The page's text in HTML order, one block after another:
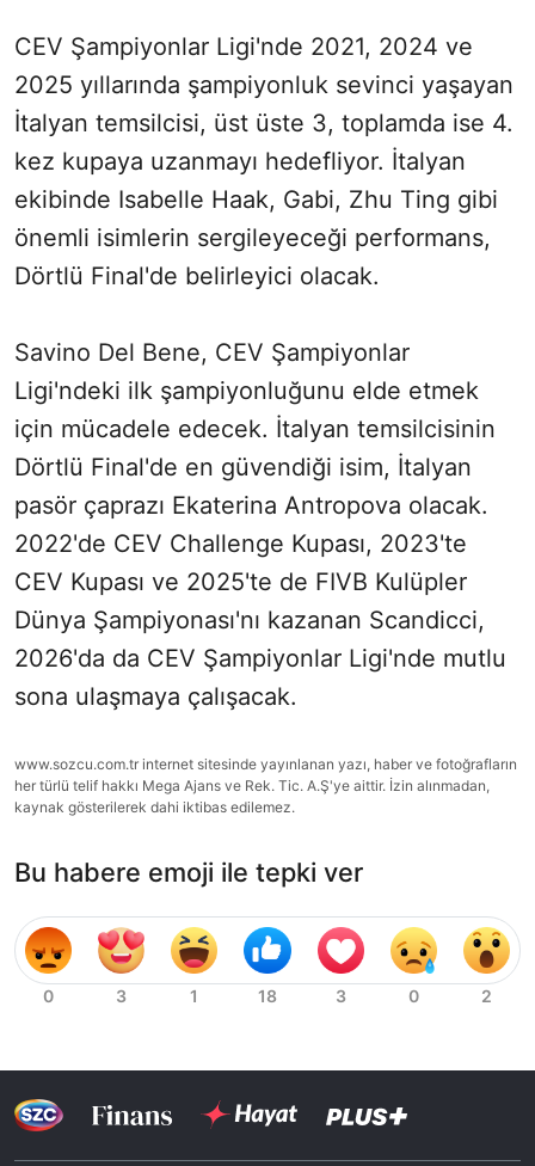
CEV Şampiyonlar Ligi'nde 2021, 2024 ve
2025 yıllarında şampiyonluk sevinci yaşayan
İtalyan temsilcisi, üst üste 3, toplamda ise 4.
kez kupaya uzanmayı hedefliyor. İtalyan
ekibinde Isabelle Haak, Gabi, Zhu Ting gibi
önemli isimlerin sergileyeceği performans,
Dörtlü Final'de belirleyici olacak.
Savino Del Bene, CEV Şampiyonlar
Ligi'ndeki ilk şampiyonluğunu elde etmek
için mücadele edecek. İtalyan temsilcisinin
Dörtlü Final'de en güvendiği isim, İtalyan
pasör çaprazı Ekaterina Antropova olacak.
2022'de CEV Challenge Kupası, 2023'te
CEV Kupası ve 2025'te de FIVB Kulüpler
Dünya Şampiyonası'nı kazanan Scandicci,
2026'da da CEV Şampiyonlar Ligi'nde mutlu
sona ulaşmaya çalışacak.
www.sozcu.com.tr internet sitesinde yayınlanan yazı, haber ve fotoğrafların
her türlü telif hakkı Mega Ajans ve Rek. Tic. A.Ş'ye aittir. İzin alınmadan,
kaynak gösterilerek dahi iktibas edilemez.
Bu habere emoji ile tepki ver